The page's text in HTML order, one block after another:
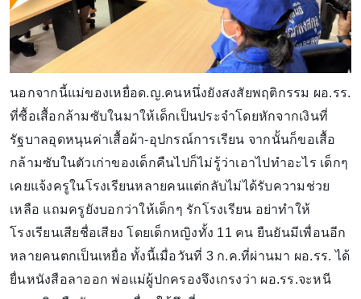
นอกจากนี้แม่ของเหยื่อด.ญ.คนหนึ่งยังสงสัยพฤติกรรม ผอ.รร.
ที่ซื้อเสื้อกล้ามซับในมาให้เด็กเป็นประจำโดยหักจากเงินที่
รัฐบาลอุดหนุนค่าเสื้อผ้า-อุปกรณ์การเรียน จากนั้นก็ขอเสื้อ
กล้ามซับในตัวเก่าของเด็กคืนไปก็ไม่รู้ว่าเอาไปทำอะไร เด็กๆ
เคยแจ้งครูในโรงเรียนหลายคนแต่กลับไม่ได้รับความช่วย
เหลือ แถมครูยังบอกว่าให้เด็กๆ รักโรงเรียน อย่าทำให้
โรงเรียนเสียชื่อเสียง โดยเด็กหญิงทั้ง 11 คน ยืนยันมีเพื่อนอีก
หลายคนตกเป็นเหยื่อ ทั้งนี้เมื่อวันที่ 3 ก.ค.ที่ผ่านมา ผอ.รร. ได้
ยื่นหนังสือลาออก พ่อแม่ผู้ปกครองจึงเกรงว่า ผอ.รร.จะหนี